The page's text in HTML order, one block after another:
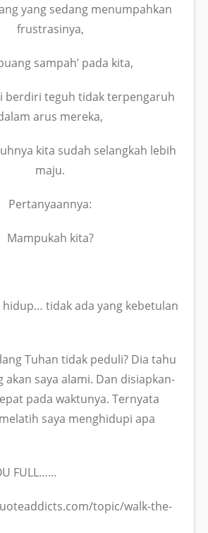
yang sedang menumpahkan
frustrasinya,
sampah’ pada kita,
berdiri teguh tidak terpengaruh
arus mereka,
kita sudah selangkah lebih
maju.
Pertanyaannya:
Mampukah kita?
tidak ada yang kebetulan
Tuhan tidak peduli? Dia tahu
akan saya alami. Dan disiapkan-
pada waktunya. Ternyata
saya menghidupi apa
FULL……
topic/walk-the-